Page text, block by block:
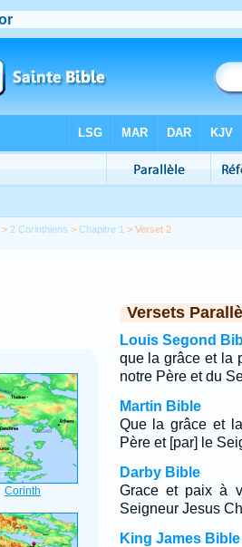
> 2 Corinthiens >Chapitre 1 > Verset 2
Versets
Louis Segond
que la grâce et la
notre Père et du
Martin Bible
Que la grâce et
Père et [par] le
Darby Bible
Grace et paix à
Seigneur Jesus
King James Bible